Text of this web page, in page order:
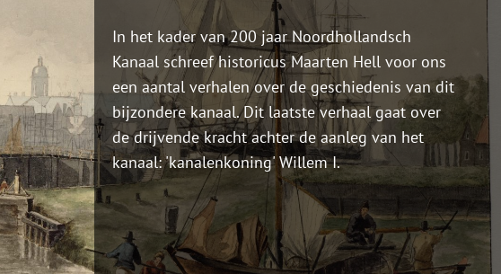
In het kader van 200 jaar Noordhollandsch
Kanaal schreef historicus Maarten Hell voor ons
een aantal verhalen over de geschiedenis van dit
bijzondere kanaal. Dit laatste verhaal gaat over
de drijvende kracht achter de aanleg van het
kanaal: 'kanalenkoning' Willem I.